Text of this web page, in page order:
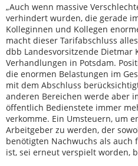
„Auch wenn massive
verhindert wurden, die gerade
Kolleginnen und Kollegen
macht dieser Tarifabschluss
dbb Landesvorsitzende Dietmar
Verhandlungen in Potsdam.
die enormen Belastungen im
mit dem Abschluss
anderen Bereichen werde aber
öffentlich Bedienstete immer
verkomme. Ein Umsteuern, um
Arbeitgeber zu werden, der
benötigten Nachwuchs als auch
ist, sei erneut verspielt worden,